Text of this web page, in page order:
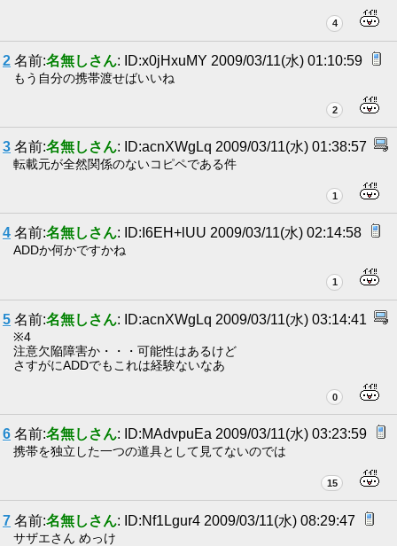
4
2 名前:名無しさん: ID:x0jHxuMY 2009/03/11(水) 01:10:59
もう自分の携帯渡せばいいね
2
3 名前:名無しさん: ID:acnXWgLq 2009/03/11(水) 01:38:57
転載元が全然関係のないコピペである件
1
4 名前:名無しさん: ID:I6EH+lUU 2009/03/11(水) 02:14:58
ADDか何かですかね
1
5 名前:名無しさん: ID:acnXWgLq 2009/03/11(水) 03:14:41
※4
注意欠陥障害か・・・可能性はあるけど
さすがにADDでもこれは経験ないなあ
0
6 名前:名無しさん: ID:MAdvpuEa 2009/03/11(水) 03:23:59
携帯を独立した一つの道具として見てないのでは
15
7 名前:名無しさん: ID:Nf1Lgur4 2009/03/11(水) 08:29:47
サザエさん めっけ